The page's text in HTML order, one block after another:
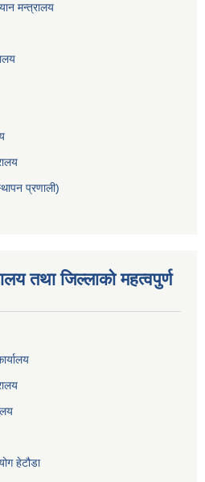
मन्त्रालय
प्रणाली)
तथा जिल्लाको महत्वपुर्ण
हेटौडा